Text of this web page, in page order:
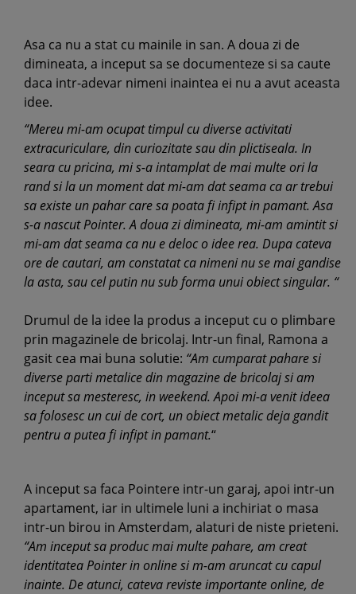
Asa ca nu a stat cu mainile in san. A doua zi de
dimineata, a inceput sa se documenteze si sa caute
daca intr-adevar nimeni inaintea ei nu a avut aceasta
idee.
“Mereu mi-am ocupat timpul cu diverse activitati
extracuriculare, din curiozitate sau din plictiseala. In
seara cu pricina, mi s-a intamplat de mai multe ori la
rand si la un moment dat mi-am dat seama ca ar trebui
sa existe un pahar care sa poata fi infipt in pamant. Asa
s-a nascut Pointer. A doua zi dimineata, mi-am amintit si
mi-am dat seama ca nu e deloc o idee rea. Dupa cateva
ore de cautari, am constatat ca nimeni nu se mai gandise
la asta, sau cel putin nu sub forma unui obiect singular. “
Drumul de la idee la produs a inceput cu o plimbare
prin magazinele de bricolaj. Intr-un final, Ramona a
gasit cea mai buna solutie: “Am cumparat pahare si
diverse parti metalice din magazine de bricolaj si am
inceput sa mesteresc, in weekend. Apoi mi-a venit ideea
sa folosesc un cui de cort, un obiect metalic deja gandit
pentru a putea fi infipt in pamant.“
A inceput sa faca Pointere intr-un garaj, apoi intr-un
apartament, iar in ultimele luni a inchiriat o masa
intr-un birou in Amsterdam, alaturi de niste prieteni.
“Am inceput sa produc mai multe pahare, am creat
identitatea Pointer in online si m-am aruncat cu capul
inainte. De atunci, cateva reviste importante online, de